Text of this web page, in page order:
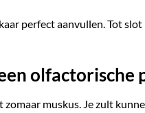
perfect aanvullen. Tot
olfactorische
muskus. Je zult